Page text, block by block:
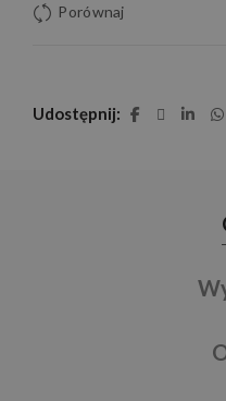
Porównaj
Udostępnij